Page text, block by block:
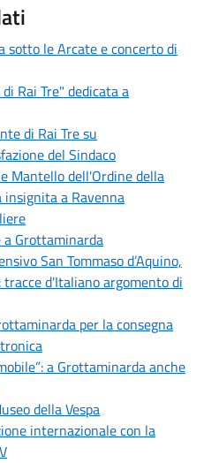
sotto le Arcate e concerto di
Rai Tre" dedicata a
di Rai Tre su
del Sindaco
Mantello dell'Ordine della
insignita a Ravenna
a Grottaminarda
San Tommaso d’Aquino,
d'Italiano argomento di
per la consegna
a Grottaminarda anche
della Vespa
internazionale con la